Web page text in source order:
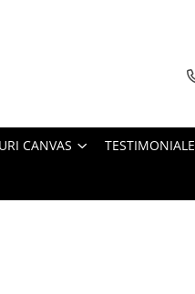
CANVAS TESTIMONIALE